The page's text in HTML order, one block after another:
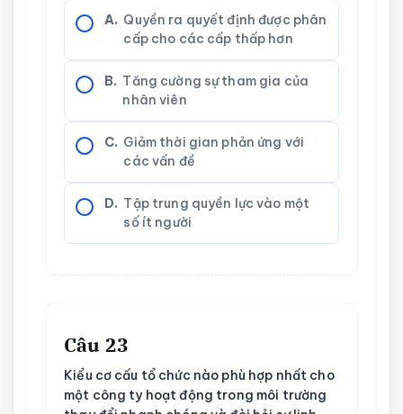
A. Quyền ra quyết định được phân
cấp cho các cấp thấp hơn
B. Tăng cường sự tham gia của
nhân viên
C. Giảm thời gian phản ứng với
các vấn đề
D. Tập trung quyền lực vào một
số ít người
Câu 23
Kiểu cơ cấu tổ chức nào phù hợp nhất cho
một công ty hoạt động trong môi trường